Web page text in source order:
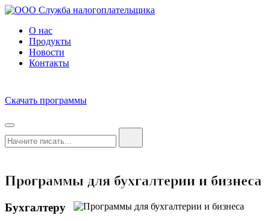
О нас
Продукты
Новости
Контакты
Скачать программы
Программы для бухгалтерии и бизнеса
Бухгалтеру